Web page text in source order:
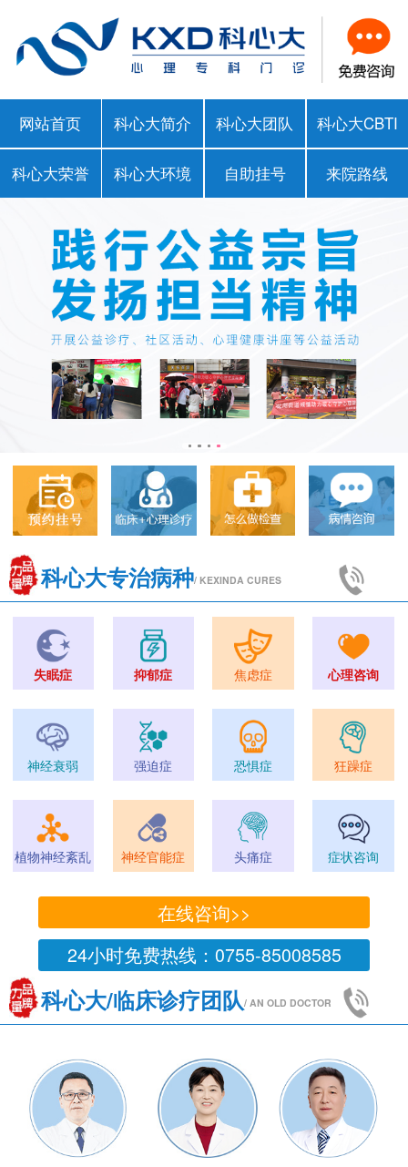
网站首页 科心大简介 科心大团队 科心大CBTI
科心大荣誉 科心大环境 自助挂号 来院路线
科心大专治病种/ KEXINDA CURES
失眠症 抑郁症 焦虑症 心理咨询
神经衰弱 强迫症 恐惧症 狂躁症
植物神经紊乱 神经官能症 头痛症 症状咨询
在线咨询>>
24小时免费热线：0755-85008585
科心大/临床诊疗团队/ AN OLD DOCTOR